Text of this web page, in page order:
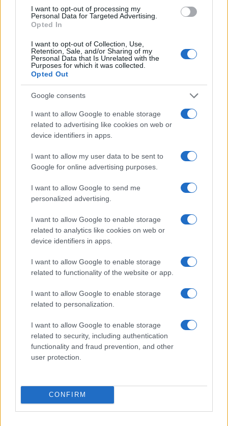
I want to opt-out of processing my
Personal Data for Targeted Advertising.
Opted In
I want to opt-out of Collection, Use,
Retention, Sale, and/or Sharing of my
Personal Data that Is Unrelated with the
Purposes for which it was collected.
Opted Out
Google consents
I want to allow Google to enable storage
related to advertising like cookies on web or
device identifiers in apps.
I want to allow my user data to be sent to
Google for online advertising purposes.
I want to allow Google to send me
personalized advertising.
I want to allow Google to enable storage
related to analytics like cookies on web or
device identifiers in apps.
I want to allow Google to enable storage
related to functionality of the website or app.
I want to allow Google to enable storage
related to personalization.
I want to allow Google to enable storage
related to security, including authentication
functionality and fraud prevention, and other
user protection.
CONFIRM
Nel frattempo, la società Nomisma ha depositato
una relazione finale contenente le controdeduzioni
relative alle proposte e alle contestazioni raccolte
durante la fase di dibattito pubblico. Il progetto
definitivo, considerando anche le richieste emerse,
richiederà probabilmente diversi mesi prima di
essere ultimato e presentato alle autorità
competenti.
Precedente
Abusivo Espulso
dall’Italia dopo
Successiva
Tentata rapina a
Termini: una nonna
racconta l’incubo
Stadio della Roma
condizioni